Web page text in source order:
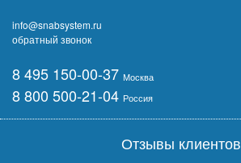
info@snabsystem.ru
обратный звонок
8 495 150-00-37 Москва
8 800 500-21-04 Россия
Отзывы клиентов